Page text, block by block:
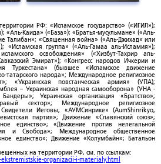
РФ: «Исламское государство» («ИГИЛ»);
«Аль-Каида» («База»); «Братья-мусульмане» («Аль-
Талибан»; «Священная война» («Аль-Джихад» или
«Исламская группа» («Аль-Гамаа аль-Исламия»);
освобождения» («Хизбут-Тахрир аль-
Эмират»); «Конгресс народов Ичкерии и
Туркестана» (бывшее «Исламское движение
татарского народа»; Международное религиозное
«Украинская повстанческая армия» (УПА);
– Украинская народная самооборона» (УНА -
Украинская организация «Братство»;
сектор»; Международное религиозное
Иеговы; «АУМСинрике» (AumShinrikyo,
партия»; Движение «Славянский союз»;
единство»; «Движение против нелегальной
и Свобода»; Международное общественное
единство»; Движение «Колумбайн»; Батальон
на территории РФ, см. по ссылкам:
organizacii-i-materialy.html